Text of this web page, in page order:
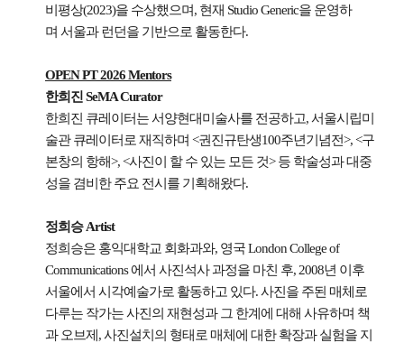
비평상(2023)을 수상했으며, 현재 Studio Generic을 운영하
며 서울과 런던을 기반으로 활동한다.
OPEN PT 2026 Mentors
한희진 SeMA Curator
한희진 큐레이터는 서양현대미술사를 전공하고, 서울시립미
술관 큐레이터로 재직하며 <권진규탄생100주년기념전>, <구
본창의 항해>, <사진이 할 수 있는 모든 것> 등 학술성과 대중
성을 겸비한 주요 전시를 기획해왔다.
정희승 Artist
정희승은 홍익대학교 회화과와, 영국 London College of
Communications 에서 사진석사 과정을 마친 후, 2008년 이후
서울에서 시각예술가로 활동하고 있다. 사진을 주된 매체로
다루는 작가는 사진의 재현성과 그 한계에 대해 사유하며 책
과 오브제, 사진설치의 형태로 매체에 대한 확장과 실험을 지